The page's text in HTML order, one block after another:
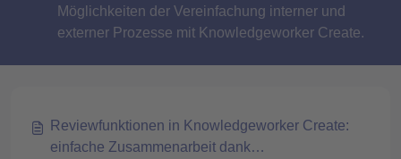
Möglichkeiten der Vereinfachung interner und
externer Prozesse mit Knowledgeworker Create.
Reviewfunktionen in Knowledgeworker Create:
einfache Zusammenarbeit dank